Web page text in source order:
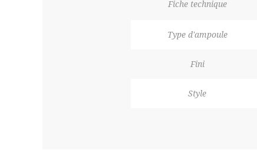
Fiche technique
Type d'ampoule
Fini
Style